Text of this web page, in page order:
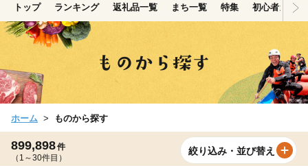
トップ ランキング 返礼品一覧 まち一覧 特集 初心者ガイド
ホーム ものから探す
899,898件
（1～30件目）
絞り込み・並び替え